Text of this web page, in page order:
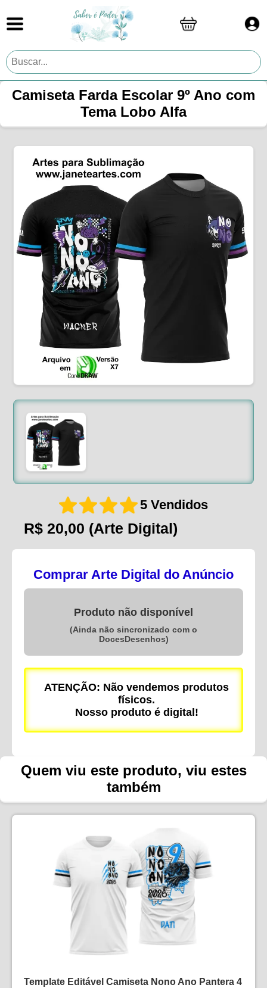
Camiseta Farda Escolar 9º Ano com
Tema Lobo Alfa
5 Vendidos
R$ 20,00 (Arte Digital)
Comprar Arte Digital do Anúncio
Produto não disponível
(Ainda não sincronizado com o
DocesDesenhos)
ATENÇÃO: Não vendemos produtos
físicos.
Nosso produto é digital!
Quem viu este produto, viu estes
também
Template Editável Camiseta Nono Ano Pantera 4